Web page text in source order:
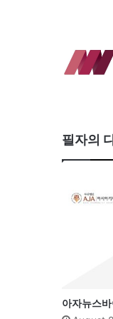
필자의
아자뉴스